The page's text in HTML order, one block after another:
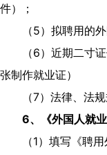
件）；
（5）拟聘用的
（6）近期二寸
张制作就业证）
（7）法律、法
6、《外国人就
（1）填写《聘